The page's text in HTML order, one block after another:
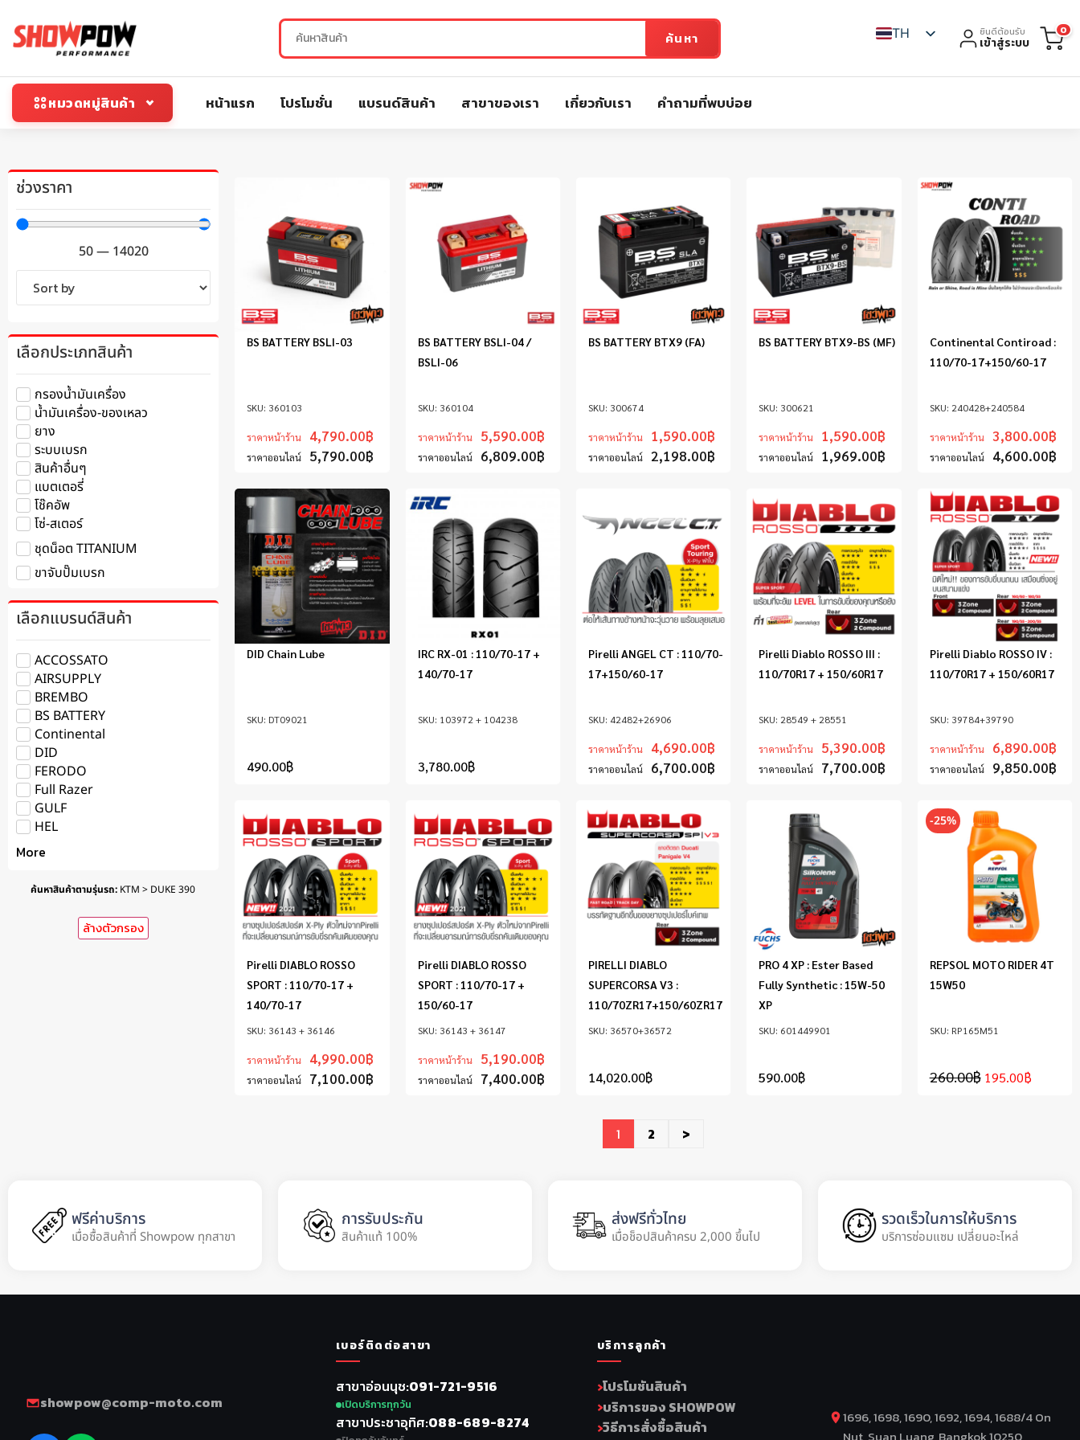
ค้นหา TH ยินดีต้อนรับ
เข้าสู่ระบบ
0
หมวดหมู่สินค้า หน้าแรก โปรโมชั่น แบรนด์สินค้า สาขาของเรา เกี่ยวกับเรา คำถามที่พบบ่อย
ช่วงราคา
50— 14020
เลือกประเภทสินค้า
กรองน้ำมันเครื่อง
น้ำมันเครื่อง-ของเหลว
ยาง
ระบบเบรก
สินค้าอื่นๆ
แบตเตอรี่
โช๊คอัพ
โซ่-สเตอร์
ชุดน็อต TITANIUM
ขาจับปั๊มเบรก
เลือกแบรนด์สินค้า
ACCOSSATO
AIRSUPPLY
BREMBO
BS BATTERY
Continental
DID
FERODO
Full Razer
GULF
HEL
More
ค้นหาสินค้าตามรุ่นรถ: KTM > DUKE 390
ล้างตัวกรอง
360103
BS BATTERY BSLI-03
ราคาหน้าร้าน 4,790.00฿
ราคาออนไลน์ 5,790.00฿
360104
BS BATTERY BSLI-04 /
BSLI-06
ราคาหน้าร้าน 5,590.00฿
ราคาออนไลน์ 6,809.00฿
300674
BS BATTERY BTX9 (FA)
ราคาหน้าร้าน 1,590.00฿
ราคาออนไลน์ 2,198.00฿
300621
BS BATTERY BTX9-BS (MF)
ราคาหน้าร้าน 1,590.00฿
ราคาออนไลน์ 1,969.00฿
240428+240584
Continental Contiroad :
110/70-17+150/60-17
ราคาหน้าร้าน 3,800.00฿
ราคาออนไลน์ 4,600.00฿
DT09021
DID Chain Lube
490.00฿
103972 + 104238
IRC RX-01 : 110/70-17 +
140/70-17
3,780.00฿
42482+26906
Pirelli ANGEL CT : 110/70-
17+150/60-17
ราคาหน้าร้าน 4,690.00฿
ราคาออนไลน์ 6,700.00฿
28549 + 28551
Pirelli Diablo ROSSO III :
110/70R17 + 150/60R17
ราคาหน้าร้าน 5,390.00฿
ราคาออนไลน์ 7,700.00฿
39784+39790
Pirelli Diablo ROSSO IV :
110/70R17 + 150/60R17
ราคาหน้าร้าน 6,890.00฿
ราคาออนไลน์ 9,850.00฿
36143 + 36146
Pirelli DIABLO ROSSO
SPORT : 110/70-17 +
140/70-17
ราคาหน้าร้าน 4,990.00฿
ราคาออนไลน์ 7,100.00฿
36143 + 36147
Pirelli DIABLO ROSSO
SPORT : 110/70-17 +
150/60-17
ราคาหน้าร้าน 5,190.00฿
ราคาออนไลน์ 7,400.00฿
36570+36572
PIRELLI DIABLO
SUPERCORSA V3 :
110/70ZR17+150/60ZR17
14,020.00฿
601449901
PRO 4 XP : Ester Based
Fully Synthetic : 15W-50
XP
590.00฿
-25%
RP165M51
REPSOL MOTO RIDER 4T
15W50
260.00฿ 195.00฿
1 2 >
ฟรีค่าบริการ
เมื่อซื้อสินค้าที่ Showpow ทุกสาขา
การรับประกัน
สินค้าแท้ 100%
ส่งฟรีทั่วไทย
เมื่อช็อปสินค้าครบ 2,000 ขึ้นไป
รวดเร็วในการให้บริการ
บริการซ่อมแซม เปลี่ยนอะไหล่
showpow@comp-moto.com
เบอร์ติดต่อสาขา
สาขาอ่อนนุช 091-721-9516
เปิดบริการทุกวัน
สาขาประชาอุทิศ 088-689-8274
บริการลูกค้า
โปรโมชันสินค้า
บริการของ SHOWPOW
วิธีการสั่งซื้อสินค้า
1696, 1698, 1690, 1692, 1694, 1688/4 On
Nut, Suan Luang, Bangkok 10250